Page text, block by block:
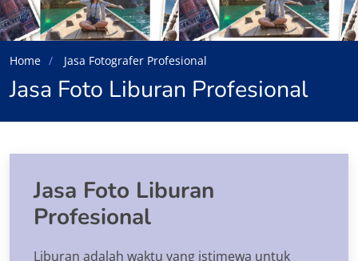
Home Jasa Fotografer Profesional
Jasa Foto Liburan Profesional
Jasa Foto Liburan
Profesional
Liburan adalah waktu yang istimewa untuk